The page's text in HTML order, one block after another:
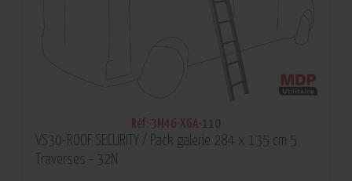
Réf: 3M46-XGA-110
VS30-ROOF SECURITY / Pack galerie 284 x 135 cm 5
Traverses - 32N